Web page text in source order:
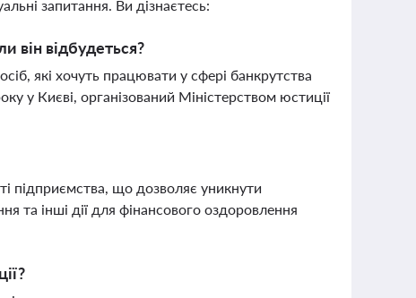
запитання. Ви дізнаєтесь:
він відбудеться?
які хочуть працювати у сфері банкрутства
у Києві, організований Міністерством юстиції
підприємства, що дозволяє уникнути
та інші дії для фінансового оздоровлення